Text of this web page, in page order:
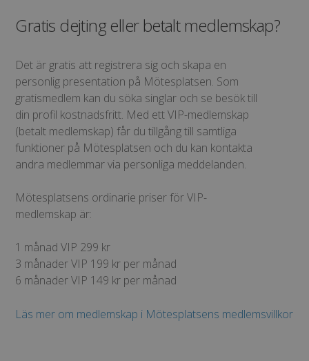
Gratis dejting eller betalt medlemskap?
Det är gratis att registrera sig och skapa en
personlig presentation på Mötesplatsen. Som
gratismedlem kan du söka singlar och se besök till
din profil kostnadsfritt. Med ett VIP-medlemskap
(betalt medlemskap) får du tillgång till samtliga
funktioner på Mötesplatsen och du kan kontakta
andra medlemmar via personliga meddelanden.
Mötesplatsens ordinarie priser för VIP-
medlemskap är:
1 månad VIP 299 kr
3 månader VIP 199 kr per månad
6 månader VIP 149 kr per månad
Läs mer om medlemskap i Mötesplatsens medlemsvillkor